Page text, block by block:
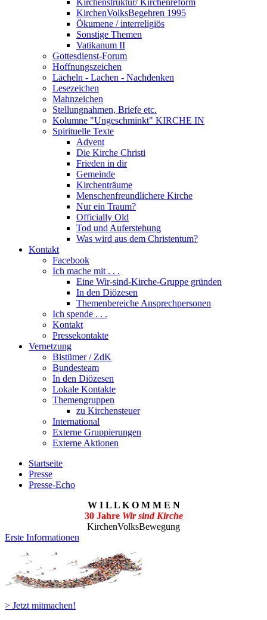
Kirchenstruktur/ Kirchenreform
KirchenVolksBegehren 1995
Ökumene / interreligiös
Sonstige Themen
Vatikanum II
Gottesdienst-Forum
Hoffnungszeichen
Lächeln - Lachen - Nachdenken
Lesezeichen
Mahnzeichen
Stellungnahmen, Briefe etc.
Kolumne "Ungeschminkt" KIRCHE IN
Spirituelle Texte
Advent
Die Kirche Christi
Frieden in dir
Gemeinde
Kirchenträume
Menschenfreundlichere Kirche
Nur ein Traum?
Officially Old
Tod und Auferstehung
Was wird aus dem Christentum?
Kontakt
Facebook
Ich mache mit . . .
Eine Wir-sind-Kirche-Gruppe gründen
In den Diözesen
Themenbereiche Ansprechpersonen
Ich spende . . .
Kontakt
Pressekontakte
Vernetzung
Bistümer / ZdK
Bundesteam
In den Diözesen
Lokale Kontakte
Themengruppen
zu Kirchensteuer
International
Externe Gruppierungen
Externe Aktionen
Startseite
Presse
Presse-Echo
W I L L K O M M E N
30 Jahre Wir sind Kirche
KirchenVolksBewegung
Erste Informationen
> Jetzt mitmachen!